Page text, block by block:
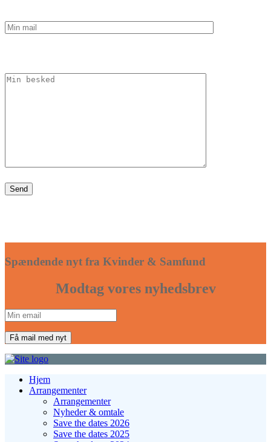
Spændende nyt fra Kvinder & Samfund
Modtag vores nyhedsbrev
Hjem
Arrangementer
Arrangementer
Nyheder & omtale
Save the dates 2026
Save the dates 2025